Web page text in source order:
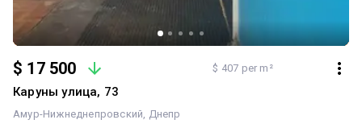
$ 17 500 $ 407 per m²
Каруны улица, 73
Амур-Нижнеднепровский Днепр